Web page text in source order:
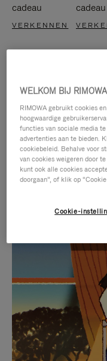
cadeau
VERKENNEN
cadeau
IS
NIET
DRUK
OP
OM
VAN
DE
IS
Ontdek de
WELKOM BIJ
RIMOWA gebruikt cookies
hoogwaardige
functies van sociale media
advertenties aan te bieden.
cookiebeleid. Behalve voor
van cookies weigeren door
kunt ook alle cookies
doorgaan”, of klik op
Cookie-